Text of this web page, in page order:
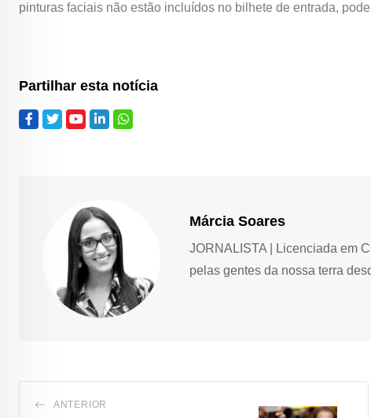
pinturas faciais não estão incluídos no bilhete de entrada,
Partilhar esta notícia
Márcia Soares
JORNALISTA | Licenciada em
pelas gentes da nossa terra
ANTERIOR